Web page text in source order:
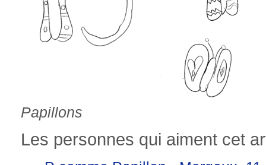
Papillons
Les personnes qui aiment cet